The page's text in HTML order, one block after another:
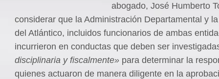
abogado, José Humberto
considerar que la Administración Departamental y
del Atlántico, incluidos funcionarios de ambas
incurrieron en conductas que deben ser
disciplinaria y fiscalmente» para determinar la
quienes actuaron de manera diligente en la